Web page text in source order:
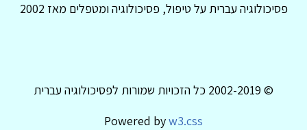
פסיכולוגיה עברית על טיפול, פסיכולוגיה ומטפלים מאז 2002
© 2002-2019 כל הזכויות שמורות לפסיכולוגיה עברית
Powered byw3.css